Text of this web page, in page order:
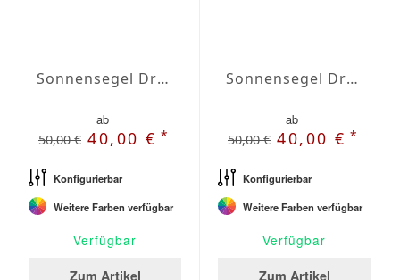
Sonnensegel Dreieck gleichschenklig Wasserabweisend Olefin 3,5 x 3,5 x 3,5m
ab
50,00 € 40,00 €*
Konfigurierbar
Weitere Farben verfügbar
Verfügbar
Zum Artikel
Sonnensegel Dreieck gleichschenklig Wasserabweisend Olefin 4 x 4 x 4m
ab
50,00 € 40,00 €*
Konfigurierbar
Weitere Farben verfügbar
Verfügbar
Zum Artikel